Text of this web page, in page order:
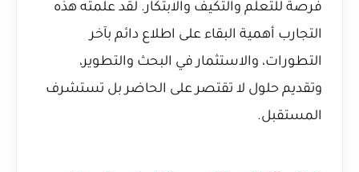
فرصة للتعلم والتكيف والابتكار. لقد علّمته هذه
التجارب أهمية البقاء على اطلاع دائم بآخر
التطورات، والاستثمار في البحث والتطوير،
وتقديم حلول لا تقتصر على الحاضر بل تستشرف
المستقبل.